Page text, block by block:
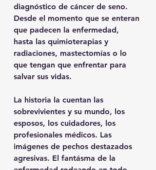
diagnóstico de cáncer de seno.
Desde el momento que se enteran
que padecen la enfermedad,
hasta las quimioterapias y
radiaciones, mastectomías o lo
que tengan que enfrentar para
salvar sus vidas.
La historia la cuentan las
sobrevivientes y su mundo, los
esposos, los cuidadores, los
profesionales médicos. Las
imágenes de pechos destazados
agresivas. El fantásma de la